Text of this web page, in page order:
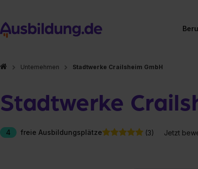
Unternehmen Stadtwerke Crailsheim GmbH
Stadtwerke
4 freie Ausbildungsplätze (3) Jetzt